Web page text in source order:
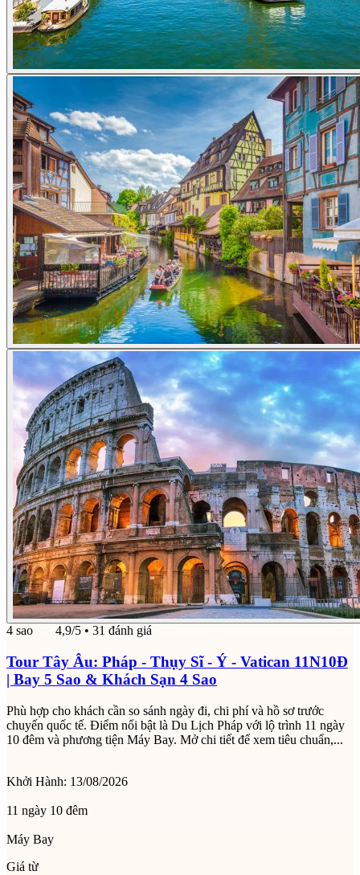
4 sao 4,9/5 • 31 đánh giá
Tour Tây Âu: Pháp - Thụy Sĩ - Ý - Vatican 11N10Đ
| Bay 5 Sao & Khách Sạn 4 Sao
Phù hợp cho khách cần so sánh ngày đi, chi phí và hồ sơ trước
chuyến quốc tế. Điểm nổi bật là Du Lịch Pháp với lộ trình 11 ngày
10 đêm và phương tiện Máy Bay. Mở chi tiết để xem tiêu chuẩn,...
Khởi Hành: 13/08/2026
11 ngày 10 đêm
Máy Bay
Giá từ